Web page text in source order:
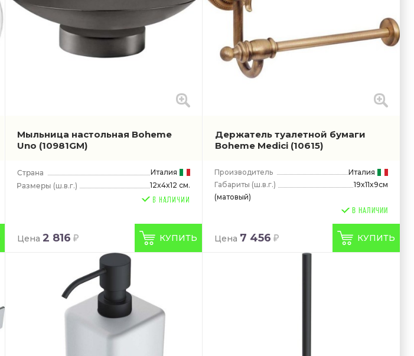
Мыльница настольная Boheme
Uno (10981GM)
Италия
(ш.в.г.)
12x4x12 см.
Цена 2 816 КУПИТЬ
Держатель туалетной бумаги
Boheme Medici (10615)
Производитель
Италия
Габариты (ш.в.г.)
19x11x9см
(матовый)
В НАЛИЧИИ
Цена 7 456 КУПИТЬ